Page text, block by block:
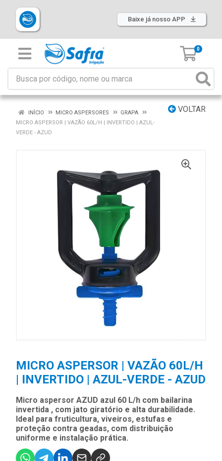
Baixe já nosso APP
0
VOLTAR
INÍCIO MICRO ASPERSORES
GRAPA
MICRO ASPERSOR | VAZÃO 60L/H | INVERTIDO | AZUL-
VERDE - AZUD
MICRO ASPERSOR | VAZÃO 60L/H
| INVERTIDO | AZUL-VERDE - AZUD
Micro aspersor AZUD azul 60 L/h com bailarina
invertida , com jato giratório e alta durabilidade.
Ideal para fruticultura, viveiros, estufas e
proteção contra geadas, com distribuição
uniforme e instalação prática.